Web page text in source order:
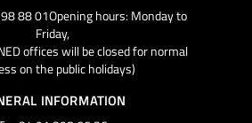
88 01Opening hours: Monday to
Friday,
offices will be closed for normal
on the public holidays)
INFORMATION